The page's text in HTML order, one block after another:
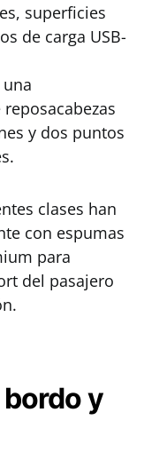
superficies
de carga USB-
y dos puntos
clases han
con espumas
para
del pasajero
y